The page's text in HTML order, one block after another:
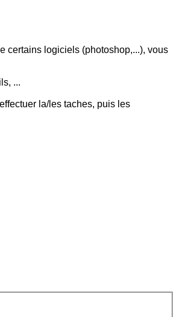
certains logiciels (photoshop,...), vous
...
la/les taches, puis les